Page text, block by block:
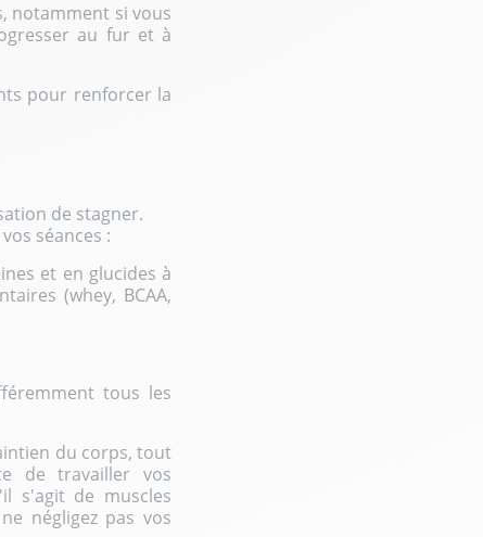
notamment si vous
au fur et à
pour renforcer la
de stagner.
séances :
et en glucides à
(whey, BCAA,
tous les
du corps, tout
de travailler vos
s'agit de muscles
négligez pas vos